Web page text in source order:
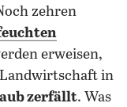
zehren
erweisen,
in
zerfällt. Was